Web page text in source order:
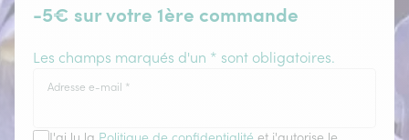
-5€ sur votre 1ère commande
Les champs marqués d'un * sont obligatoires.
Adresse e-mail *